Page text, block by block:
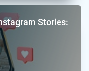
Stories: